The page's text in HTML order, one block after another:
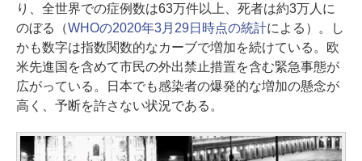
り、全世界での症例数は63万件以上、死者は約3万人に
のぼる（WHOの2020年3月29日時点の統計による）。し
かも数字は指数関数的なカーブで増加を続けている。欧
米先進国を含めて市民の外出禁止措置を含む緊急事態が
広がっている。日本でも感染者の爆発的な増加の懸念が
高く、予断を許さない状況である。